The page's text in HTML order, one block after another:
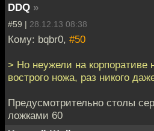
DDQ »
#59 | 28.12.13 08:38
Кому: bqbr0, #50
> Но неужели на корпоративе
вострого ножа, раз никого
Предусмотрительно столы
ложками 60